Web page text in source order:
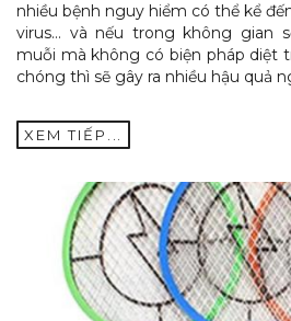
nhiều bệnh nguy hiểm có thể kể
virus… và nếu trong không gian
muỗi mà không có biện pháp diệt
chóng thì sẽ gây ra nhiều hậu quả
XEM TIẾP...